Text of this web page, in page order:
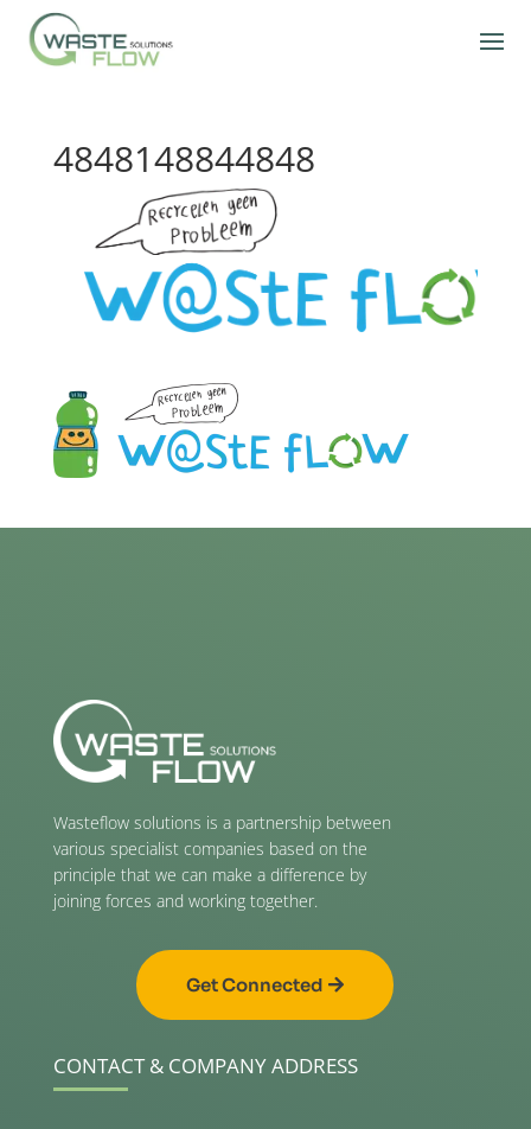
4848148844848
Wasteflow solutions is a partnership between
various specialist companies based on the
principle that we can make a difference by
joining forces and working together.
Get Connected
CONTACT & COMPANY ADDRESS